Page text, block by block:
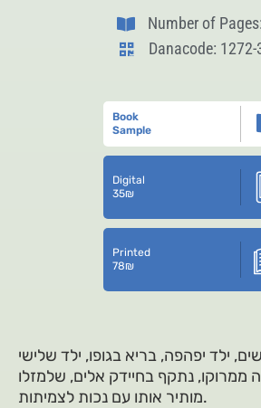
Number of
Danacode: 1272-
Book
Sample
Digital
35₪
Printed
78₪
ילד יפהפה, בריא בגופו, ילד שלישי
נתקף בחיידק אלים, שלמזלו
מותיר אותו עם נכות לצמיתות.